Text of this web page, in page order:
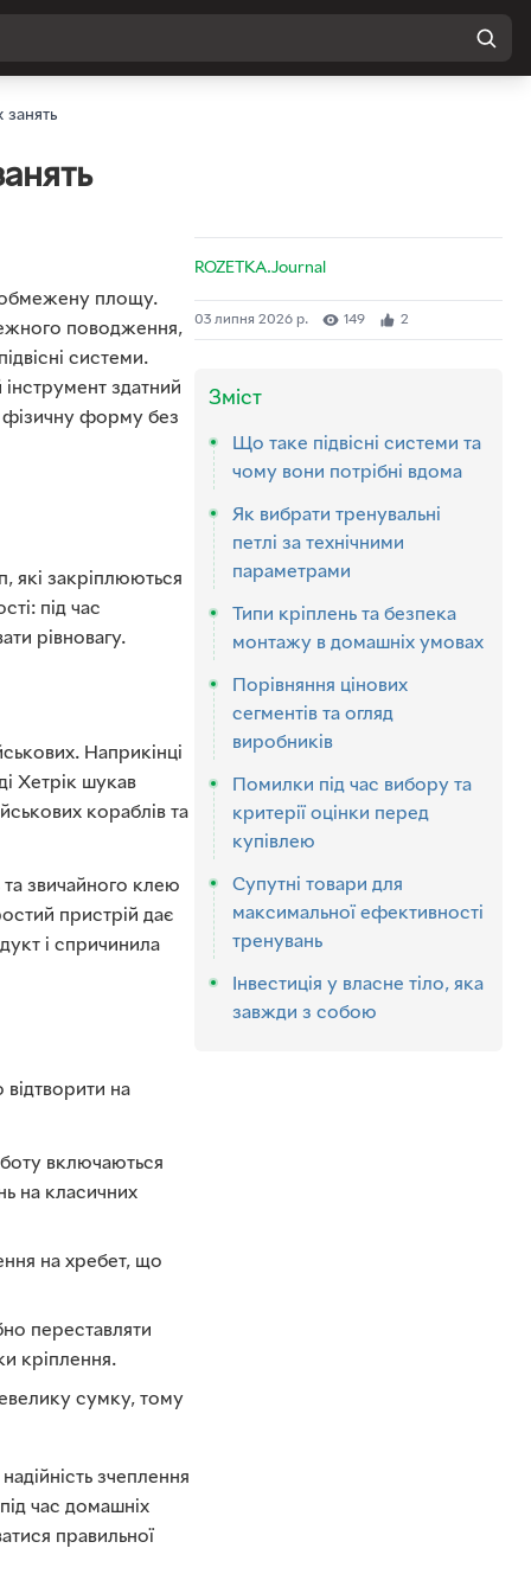
занять
обмежену площу.
поводження,
системи.
здатний
фізичну форму без
які закріплюються
під час
рівновагу.
Наприкінці
Хетрік шукав
кораблів та
звичайного клею
пристрій дає
і спричинила
відтворити на
включаються
на класичних
на хребет, що
переставляти
кріплення.
сумку, тому
зчеплення
під час домашніх
правильної
ROZETKA.Journal
03 липня 2026 р. 149 2
Зміст
Що таке підвісні системи та
чому вони потрібні вдома
Як вибрати тренувальні
петлі за технічними
параметрами
Типи кріплень та безпека
монтажу в домашніх умовах
Порівняння цінових
сегментів та огляд
виробників
Помилки під час вибору та
критерії оцінки перед
купівлею
Супутні товари для
максимальної ефективності
тренувань
Інвестиція у власне тіло, яка
завжди з собою